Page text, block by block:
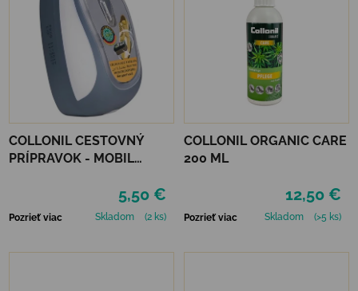
COLLONIL CESTOVNÝ
PRÍPRAVOK - MOBIL
5,50 €
Pozrieť viac Skladom (2 ks)
COLLONIL ORGANIC CARE
200 ML
12,50 €
Pozrieť viac Skladom (>5 ks)